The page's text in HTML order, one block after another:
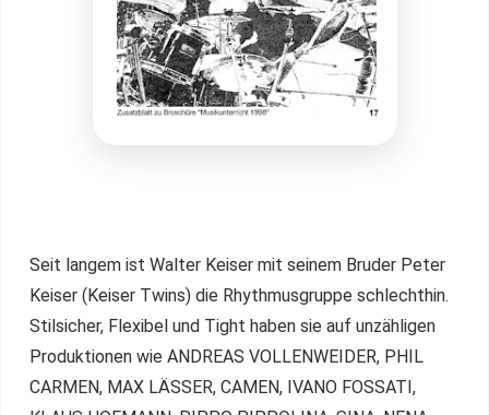
Seit langem ist Walter Keiser mit seinem Bruder Peter
Keiser (Keiser Twins) die Rhythmusgruppe schlechthin.
Stilsicher, Flexibel und Tight haben sie auf unzähligen
Produktionen wie ANDREAS VOLLENWEIDER, PHIL
CARMEN, MAX LÄSSER, CAMEN, IVANO FOSSATI,